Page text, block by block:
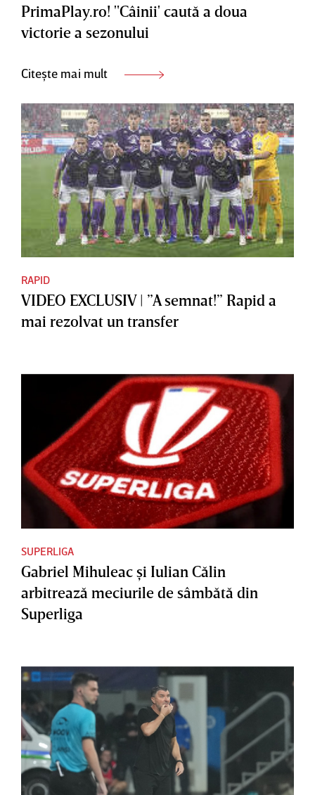
PrimaPlay.ro! "Câinii' caută a doua
victorie a sezonului
Citește mai mult
RAPID
VIDEO EXCLUSIV | ”A semnat!” Rapid a
mai rezolvat un transfer
SUPERLIGA
Gabriel Mihuleac şi Iulian Călin
arbitrează meciurile de sâmbătă din
Superliga